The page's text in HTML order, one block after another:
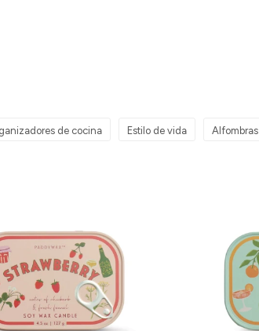
de cocina Estilo de vida Alfombras